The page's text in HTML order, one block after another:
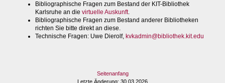
Bibliographische Fragen zum Bestand der KIT-Bibliothek
Karlsruhe an die virtuelle Auskunft.
Bibliographische Fragen zum Bestand anderer Bibliotheken
richten Sie bitte direkt an diese.
Technische Fragen: Uwe Dierolf, kvkadmin@bibliothek.kit.edu
Seitenanfang
Letzte Änderung: 30.03.2026